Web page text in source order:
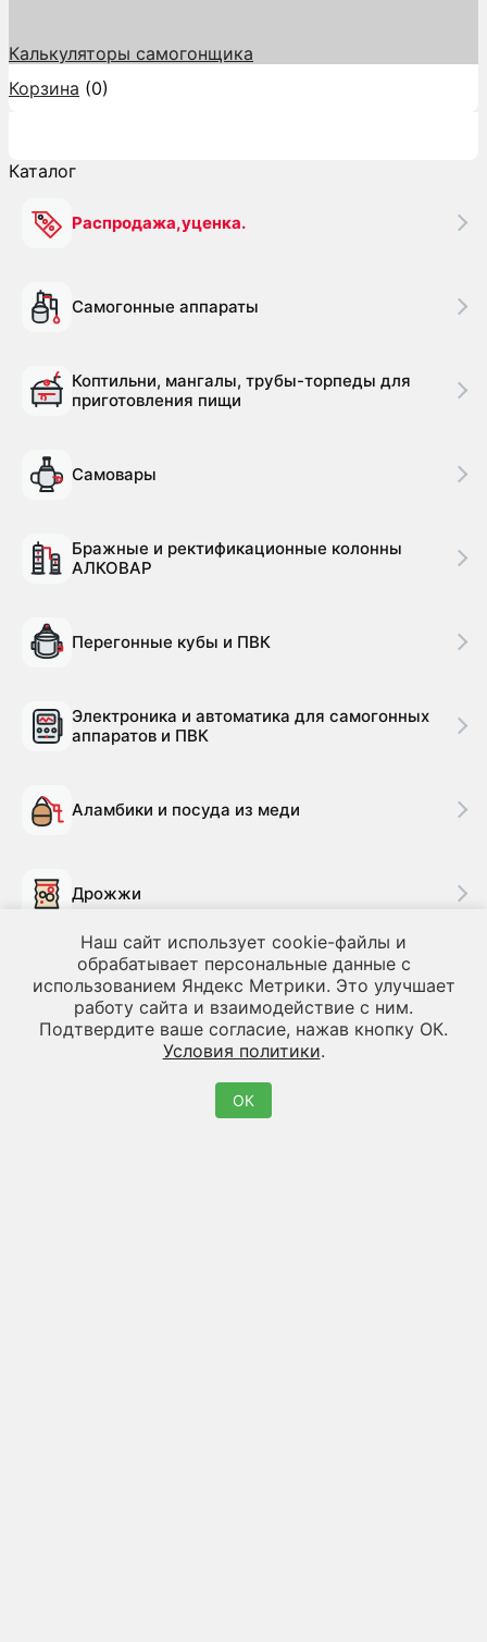
Наш сайт использует cookie-файлы и
обрабатывает персональные данные с
использованием Яндекс Метрики. Это улучшает
работу сайта и взаимодействие с ним.
Подтвердите ваше согласие, нажав кнопку ОК.
Условия политики.
ОК
Калькуляторы самогонщика
Корзина (0)
Каталог
Распродажа,уценка.
Самогонные аппараты
Коптильни, мангалы, трубы-торпеды для
приготовления пищи
Самовары
Бражные и ректификационные колонны
АЛКОВАР
Перегонные кубы и ПВК
Электроника и автоматика для самогонных
аппаратов и ПВК
Аламбики и посуда из меди
Дрожжи
Сопутствующие товары для
самогоноварения
Товары для облагораживания и очистки